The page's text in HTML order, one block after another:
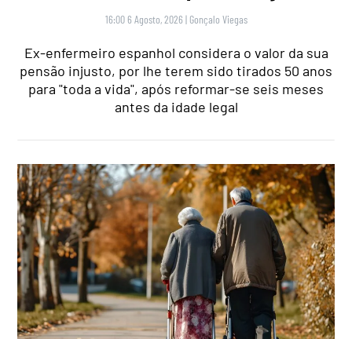
16:00 6 Agosto, 2026 | Gonçalo Viegas
Ex-enfermeiro espanhol considera o valor da sua
pensão injusto, por lhe terem sido tirados 50 anos
para "toda a vida", após reformar-se seis meses
antes da idade legal